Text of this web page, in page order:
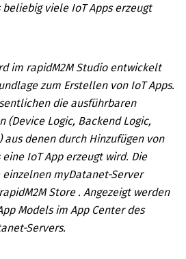
viele IoT Apps erzeugt
im rapidM2M Studio entwickelt
zum Erstellen von IoT Apps.
die ausführbaren
(Device Logic, Backend Logic,
aus denen durch Hinzufügen von
IoT App erzeugt wird. Die
einzelnen myDatanet-Server
rapidM2M Store . Angezeigt werden
Models im App Center des
-Servers.